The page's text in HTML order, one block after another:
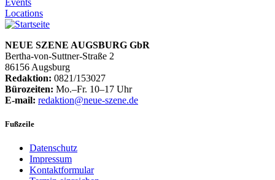
Events
Locations
NEUE SZENE AUGSBURG GbR
Bertha-von-Suttner-Straße 2
86156 Augsburg
Redaktion: 0821/153027
Bürozeiten: Mo.–Fr. 10–17 Uhr
E-mail: redaktion@neue-szene.de
Fußzeile
Datenschutz
Impressum
Kontaktformular